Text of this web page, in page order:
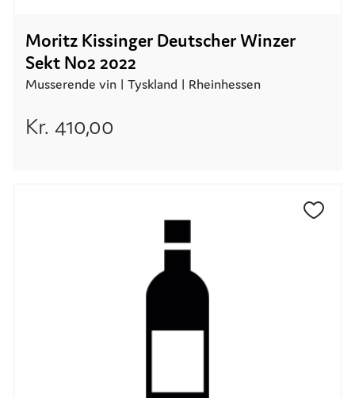
Moritz Kissinger Deutscher Winzer
Sekt No2 2022
Musserende vin | Tyskland | Rheinhessen
Kr. 410,00